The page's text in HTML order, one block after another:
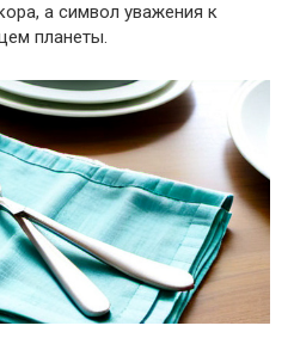
а символ уважения к
планеты.